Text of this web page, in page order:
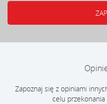
Zapoznaj się z opiniami
celu przekonania